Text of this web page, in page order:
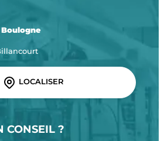
LOCALISER
CONSEIL ?